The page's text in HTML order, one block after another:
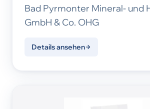
Bad Pyrmonter Mineral- und
GmbH & Co. OHG
Details ansehen